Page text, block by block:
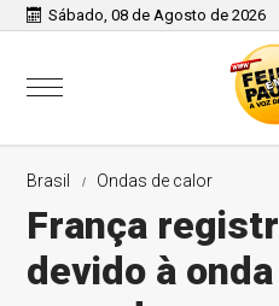
Sábado, 08 de Agosto de 2026
Brasil Ondas de calor
França
devido à